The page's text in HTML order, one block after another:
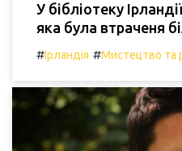
У бібліотеку
яка була втраченя
#Ірландія #Мистецтво та